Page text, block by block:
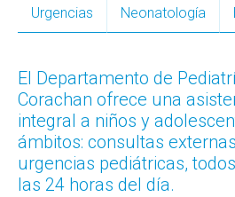
Urgencias Neonatología
El Departamento de
Corachan ofrece una
integral a niños y
ámbitos: consultas
urgencias pediátricas,
las 24 horas del día.